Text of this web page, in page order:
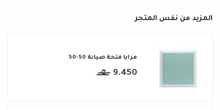
المزيد من نفس المتجر
مزايا فتحة صيانة 50-50
9.450